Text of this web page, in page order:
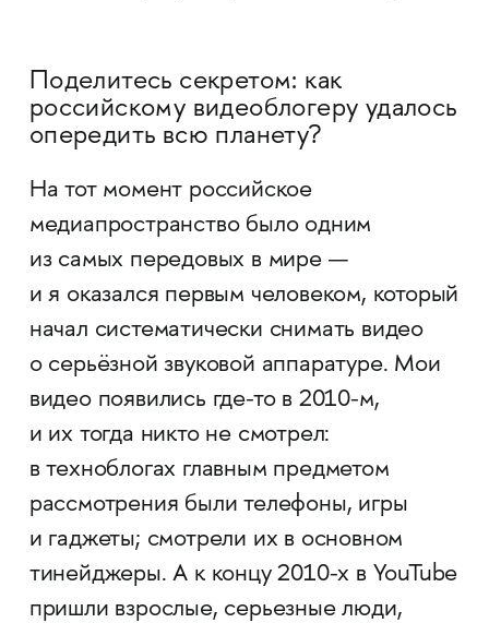
Поделитесь секретом: как
российскому видеоблогеру удалось
опередить всю планету?
На тот момент российское
медиапространство было одним
из самых передовых в мире —
и я оказался первым человеком, который
начал систематически снимать видео
о серьёзной звуковой аппаратуре. Мои
видео появились где-то в 2010-м,
и их тогда никто не смотрел:
в техноблогах главным предметом
рассмотрения были телефоны, игры
и гаджеты; смотрели их в основном
тинейджеры. А к концу 2010-х в YouTube
пришли взрослые, серьезные люди,